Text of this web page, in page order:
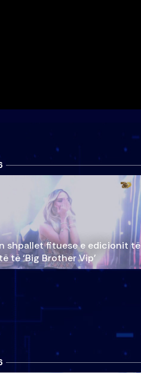
shpallet fituese e edicionit të
të ‘Big Brother Vip’